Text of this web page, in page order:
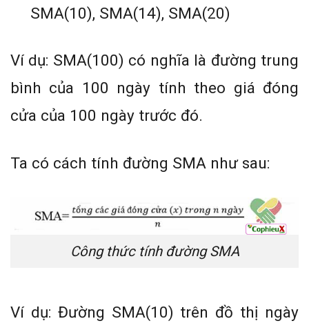
SMA(10), SMA(14), SMA(20)
Ví dụ: SMA(100) có nghĩa là đường trung
bình của 100 ngày tính theo giá đóng
cửa của 100 ngày trước đó.
Ta có cách tính đường SMA như sau:
Công thức tính đường SMA
Ví dụ: Đường SMA(10) trên đồ thị ngày